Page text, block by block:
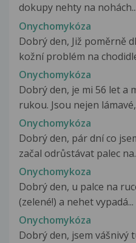
dokupy nehty na
Onychomykóza
Dobrý den, Již poměrně
kožní problém na
Onychomykóza
Dobrý den, je mi 56 let a
rukou. Jsou nejen
Onychomykóza
Dobrý den, pár dní co
začal odrůstávat palec
Onychomykoza
Dobrý den, u palce na
(zelené!) a nehet vypadá...
Onychomykóza
Dobrý den, jsem vášnivý